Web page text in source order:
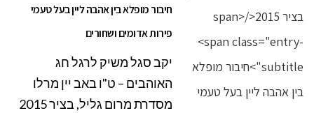
חיבור מופלא בין אהבה ליין בעל טעמי
פירות אדומים ושחורים
יקב סגל משיק לרגל חג
האוהבים – ט"ו באב יין מרלו
מסדרת מרום גליל, בציר 2015